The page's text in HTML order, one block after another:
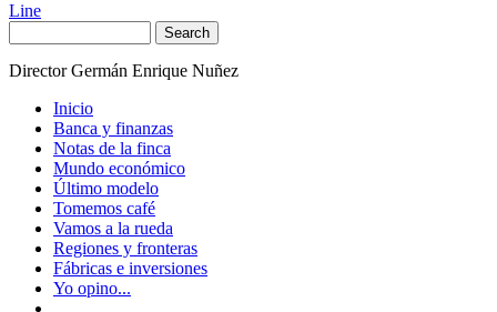
Line
Search
Director Germán Enrique Nuñez
Inicio
Banca y finanzas
Notas de la finca
Mundo económico
Último modelo
Tomemos café
Vamos a la rueda
Regiones y fronteras
Fábricas e inversiones
Yo opino...